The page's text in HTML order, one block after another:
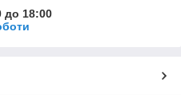
до 18:00